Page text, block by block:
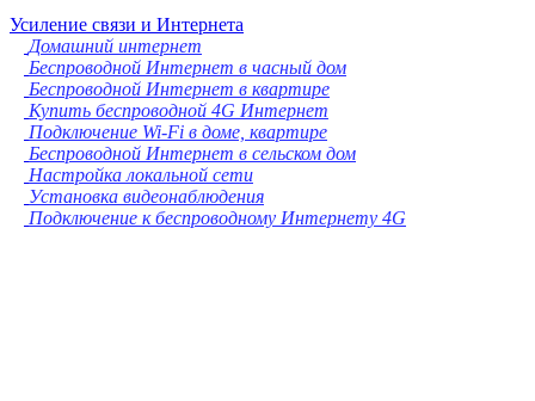
Усиление связи и Интернета
Домашний интернет
Беспроводной Интернет в часный дом
Беспроводной Интернет в квартире
Купить беспроводной 4G Интернет
Подключение Wi-Fi в доме, квартире
Беспроводной Интернет в сельском дом
Настройка локальной сети
Установка видеонаблюдения
Подключение к беспроводному Интернету 4G